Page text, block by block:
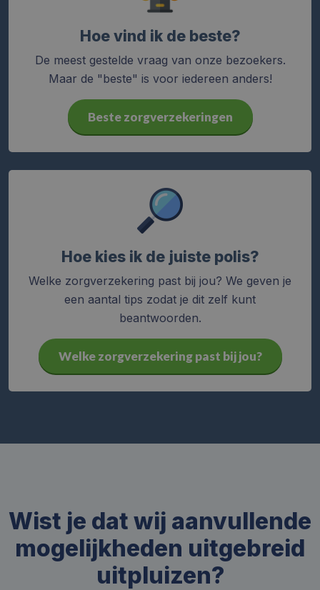
Hoe vind ik de beste?
De meest gestelde vraag van onze bezoekers.
Maar de "beste" is voor iedereen anders!
Beste zorgverzekeringen
Hoe kies ik de juiste polis?
Welke zorgverzekering past bij jou? We geven je
een aantal tips zodat je dit zelf kunt
beantwoorden.
Welke zorgverzekering past bij jou?
Wist je dat wij aanvullende
mogelijkheden uitgebreid
uitpluizen?